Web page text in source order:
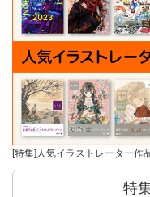
[特集]人気イラストレーター作
特